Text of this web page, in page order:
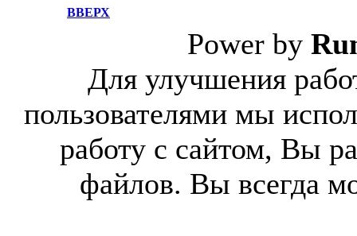
ВВЕРХ
Power by
Для улучшения
пользователями мы
работу с сайтом, Вы
файлов. Вы всегда